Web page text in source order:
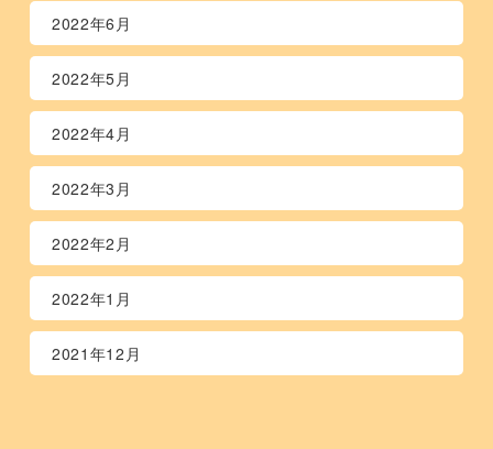
2022年6月
2022年5月
2022年4月
2022年3月
2022年2月
2022年1月
2021年12月